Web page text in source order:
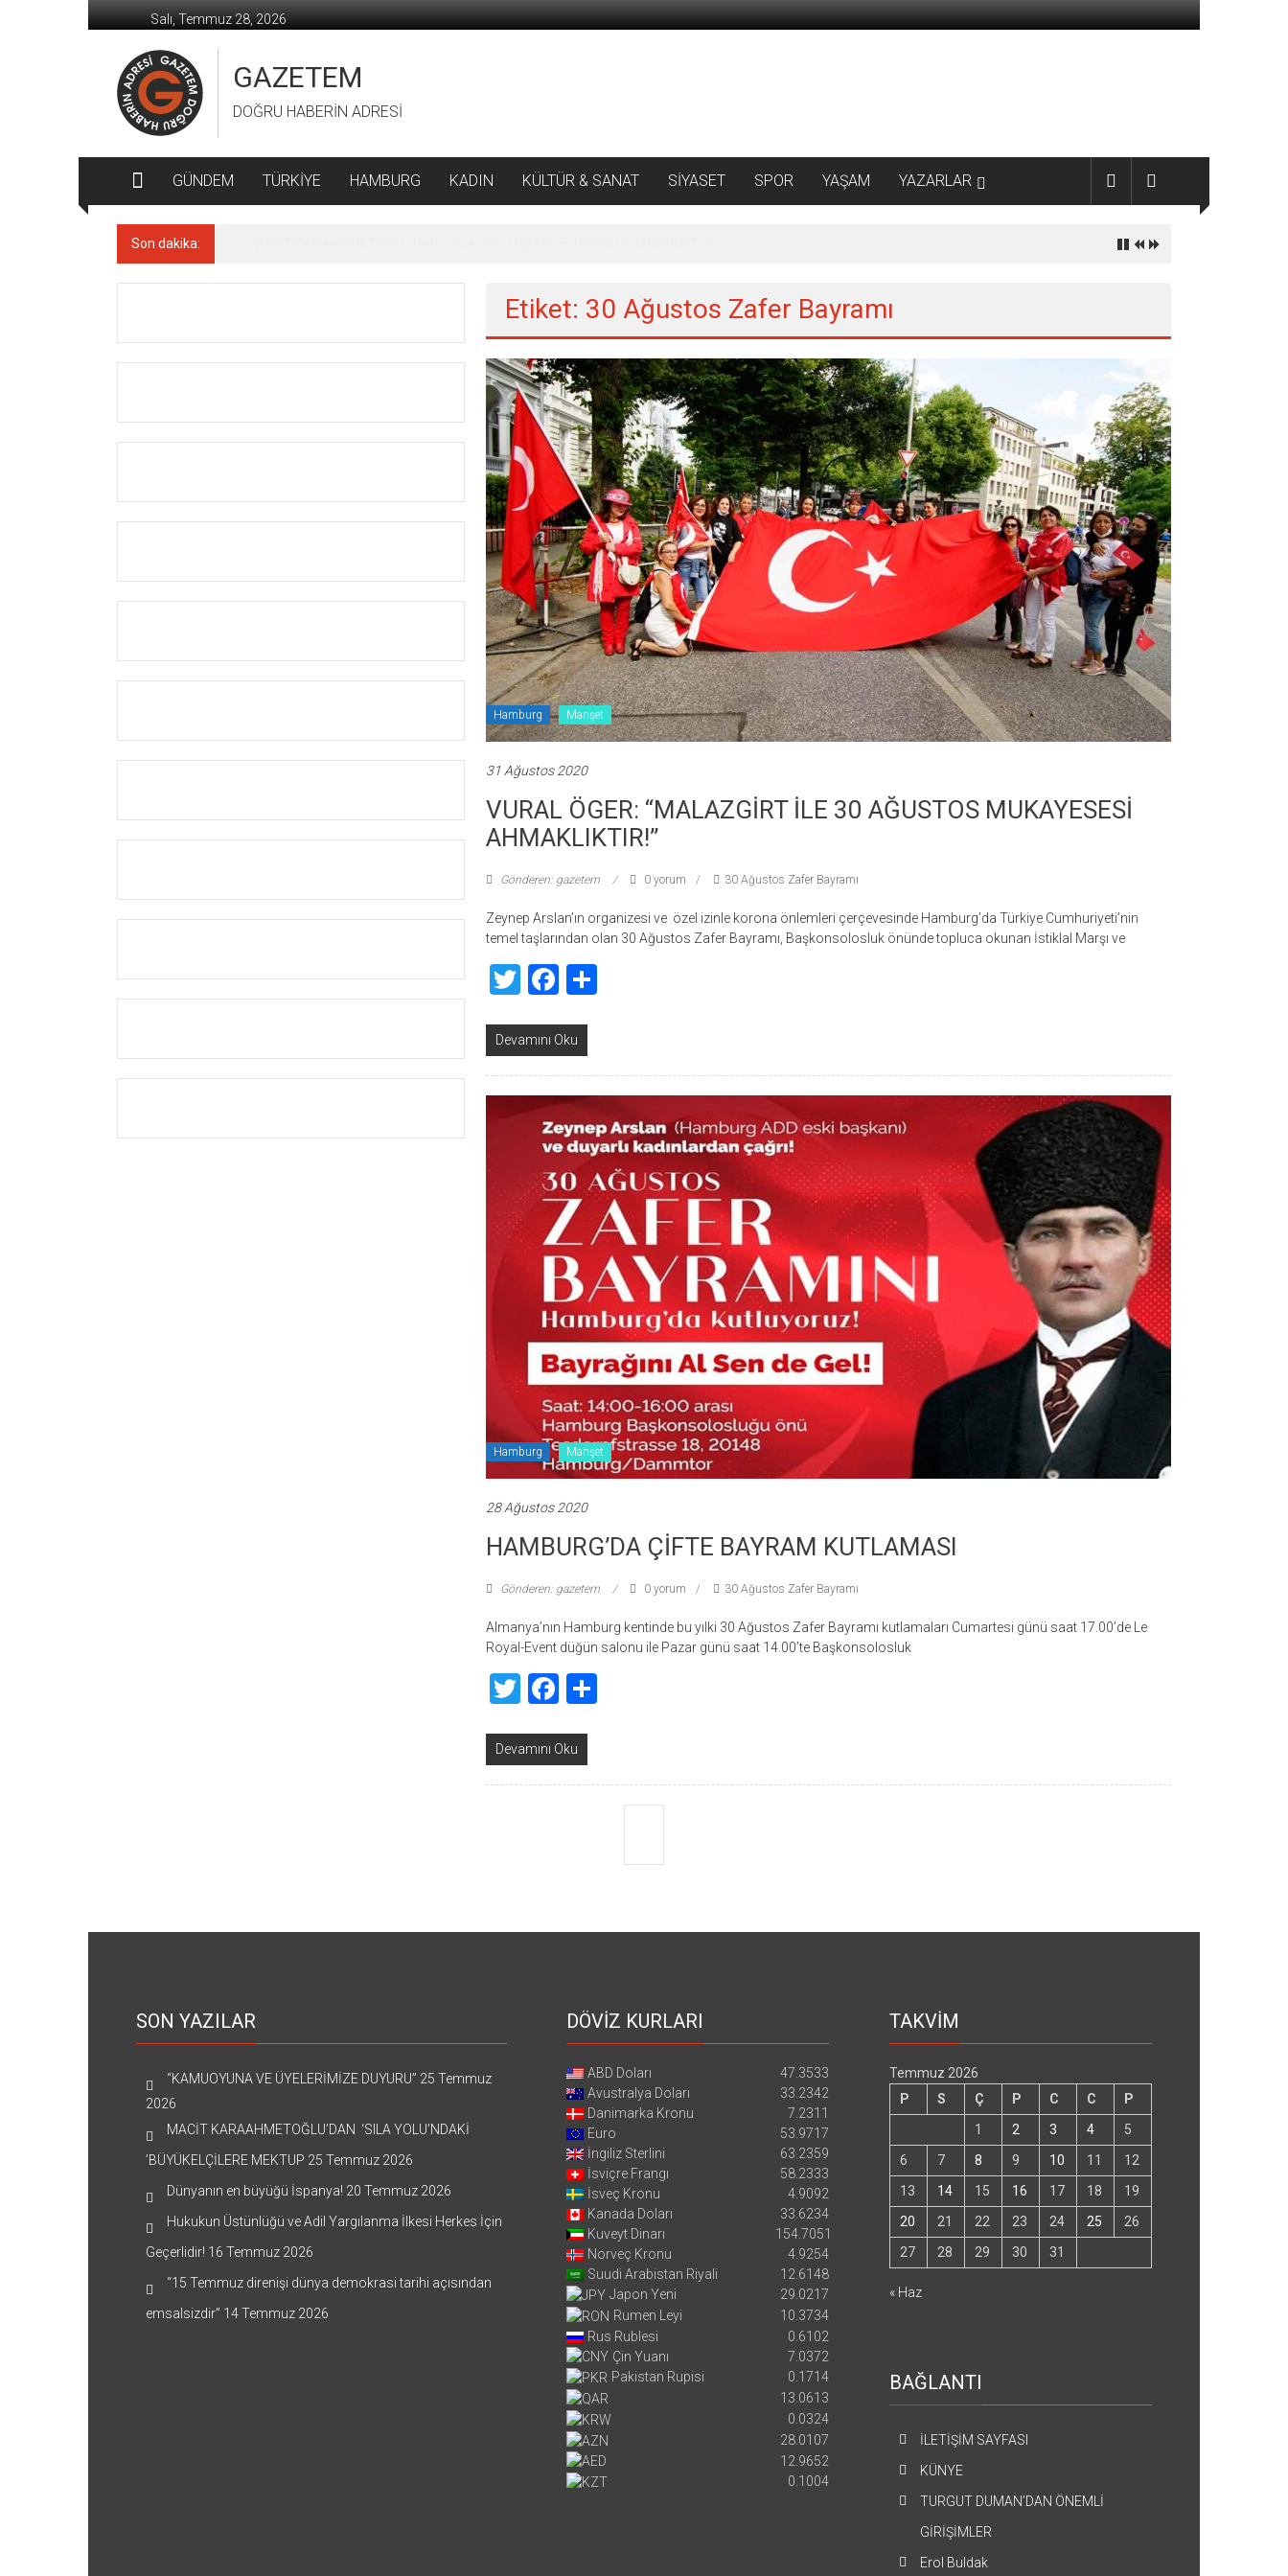
geç
Salı, Temmuz 28, 2026
GAZETEM
DOĞRU HABERİN ADRESİ
GÜNDEM TÜRKİYE HAMBURG KADIN KÜLTÜR & SANAT SİYASET SPOR YAŞAM YAZARLAR
Son dakika:
Etiket: 30 Ağustos Zafer Bayramı
Hamburg Manşet
31 Ağustos 2020
VURAL ÖGER: “MALAZGİRT İLE 30 AĞUSTOS MUKAYESESİ
AHMAKLIKTIR!”
Gönderen: gazetem 0 yorum 30 Ağustos Zafer Bayramı
Zeynep Arslan’ın organizesi ve özel izinle korona önlemleri çerçevesinde Hamburg’da Türkiye Cumhuriyeti’nin
temel taşlarından olan 30 Ağustos Zafer Bayramı, Başkonsolosluk önünde topluca okunan İstiklal Marşı ve
TwitterFacebook
Devamını Oku
Hamburg Manşet
28 Ağustos 2020
HAMBURG’DA ÇİFTE BAYRAM KUTLAMASI
Gönderen: gazetem 0 yorum 30 Ağustos Zafer Bayramı
Almanya’nın Hamburg kentinde bu yılki 30 Ağustos Zafer Bayramı kutlamaları Cumartesi günü saat 17.00’de Le
Royal-Event düğün salonu ile Pazar günü saat 14.00’te Başkonsolosluk
TwitterFacebook
Devamını Oku
SON YAZILAR
“KAMUOYUNA VE ÜYELERİMİZE DUYURU” 25 Temmuz
2026
MACİT KARAAHMETOĞLU’DAN ‘SILA YOLU’NDAKİ
’BÜYÜKELÇİLERE MEKTUP 25 Temmuz 2026
Dünyanın en büyüğü İspanya! 20 Temmuz 2026
Hukukun Üstünlüğü ve Adil Yargılanma İlkesi Herkes İçin
Geçerlidir! 16 Temmuz 2026
“15 Temmuz direnişi dünya demokrasi tarihi açısından
emsalsizdir” 14 Temmuz 2026
DÖVİZ KURLARI
ABD Doları
47.3533
Avustralya Doları
33.2342
Danimarka Kronu
7.2311
Euro
53.9717
İngiliz Sterlini
63.2359
İsviçre Frangı
58.2333
İsveç Kronu
4.9092
Kanada Doları
33.6234
Kuveyt Dinarı
154.7051
Norveç Kronu
4.9254
Suudi Arabistan Riyali
12.6148
Japon Yeni
29.0217
Rumen Leyi
10.3734
Rus Rublesi
0.6102
Çin Yuanı
7.0372
Pakistan Rupisi
0.1714
13.0613
0.0324
28.0107
12.9652
0.1004
TAKVİM
Temmuz 2026
P
S Ç P C C
P
1
2 3 4
5
6
7 8 9 10 11
12
13
14 15 16 17 18
19
20
21 22 23 24 25
26
27
28 29 30 31
« Haz
BAĞLANTI
İLETİŞİM SAYFASI
KÜNYE
TURGUT DUMAN’DAN ÖNEMLİ
GİRİŞİMLER
Erol Buldak